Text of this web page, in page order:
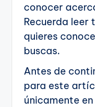
conocer
Recuerda leer
quieres
buscas.
Antes de
para este
únicamente